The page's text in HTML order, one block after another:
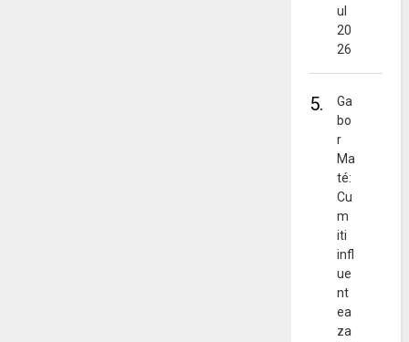
ul
20
26
5.
Ga
bo
r
Ma
té:
Cu
m
iti
infl
ue
nt
ea
za